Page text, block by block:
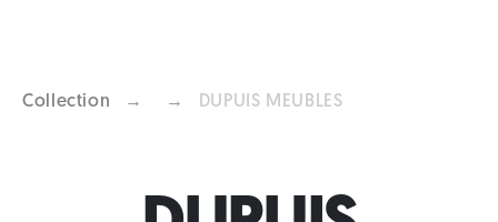
Collection → → DUPUIS MEUBLES